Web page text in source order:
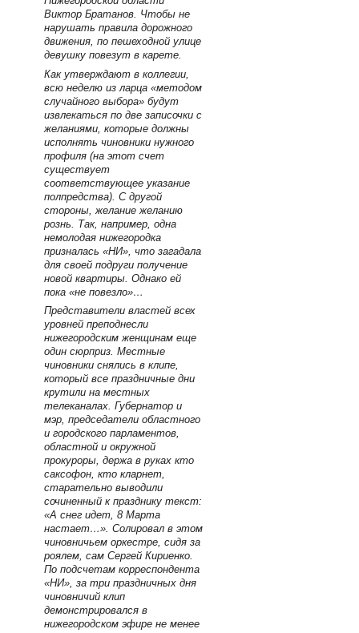
Виктор Братанов. Чтобы не
нарушать правила дорожного
движения, по пешеходной улице
девушку повезут в карете.
Как утверждают в коллегии,
всю неделю из ларца «методом
случайного выбора» будут
извлекаться по две записочки с
желаниями, которые должны
исполнять чиновники нужного
профиля (на этот счет
существует
соответствующее указание
полпредства). С другой
стороны, желание желанию
рознь. Так, например, одна
немолодая нижегородка
призналась «НИ», что загадала
для своей подруги получение
новой квартиры. Однако ей
пока «не повезло»…
Представители властей всех
уровней преподнесли
нижегородским женщинам еще
один сюрприз. Местные
чиновники снялись в клипе,
который все праздничные дни
крутили на местных
телеканалах. Губернатор и
мэр, председатели областного
и городского парламентов,
областной и окружной
прокуроры, держа в руках кто
саксофон, кто кларнет,
старательно выводили
сочиненный к празднику текст:
«А снег идет, 8 Марта
настает…». Солировал в этом
чиновничьем оркестре, сидя за
роялем, сам Сергей Кириенко.
По подсчетам корреспондента
«НИ», за три праздничных дня
чиновничий клип
демонстрировался в
нижегородском эфире не менее